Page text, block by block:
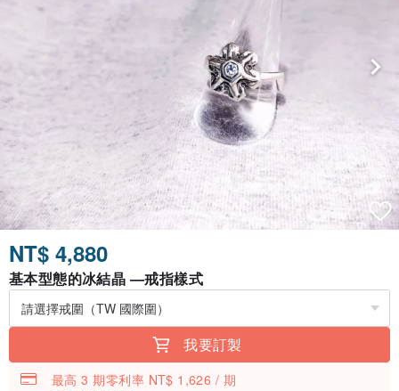
NT$ 4,880
基本型態的冰結晶 —戒指樣式
我要訂製
最高 3 期零利率 NT$ 1,626 / 期